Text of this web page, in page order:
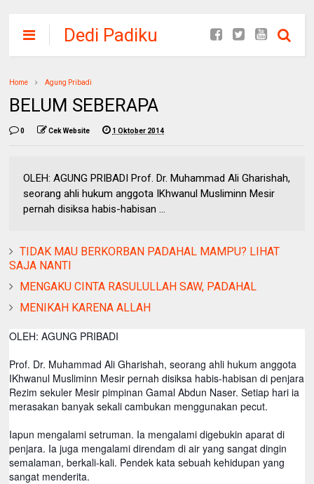
Dedi Padiku
Home Agung Pribadi
BELUM SEBERAPA
0 Cek Website 1 Oktober 2014
OLEH: AGUNG PRIBADI Prof. Dr. Muhammad Ali Gharishah,
seorang ahli hukum anggota IKhwanul Musliminn Mesir
pernah disiksa habis-habisan ...
TIDAK MAU BERKORBAN PADAHAL MAMPU? LIHAT
SAJA NANTI
MENGAKU CINTA RASULULLAH SAW, PADAHAL
MENIKAH KARENA ALLAH
OLEH: AGUNG PRIBADI
Prof. Dr. Muhammad Ali Gharishah, seorang ahli hukum anggota
IKhwanul Musliminn Mesir pernah disiksa habis-habisan di penjara
Rezim sekuler Mesir pimpinan Gamal Abdun Naser. Setiap hari ia
merasakan banyak sekali cambukan menggunakan pecut.
Iapun mengalami setruman. Ia mengalami digebukin aparat di
penjara. Ia juga mengalami direndam di air yang sangat dingin
semalaman, berkali-kali. Pendek kata sebuah kehidupan yang
sangat menderita.